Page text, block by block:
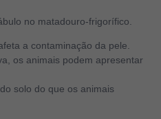
no matadouro-frigorífico.
a contaminação da pele.
os animais podem apresentar
solo do que os animais